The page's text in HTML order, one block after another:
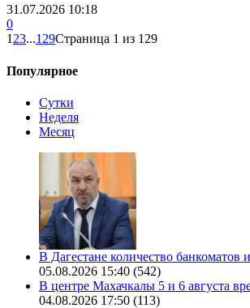
31.07.2026 10:18
0
1 23...129Страница 1 из 129
Популярное
Сутки
Неделя
Месяц
В Дагестане количество
05.08.2026 15:40 (542)
В центре Махачкалы 5 и 6 августа
04.08.2026 17:50 (113)